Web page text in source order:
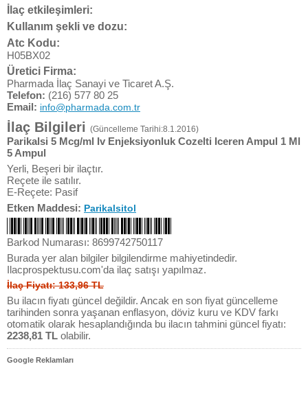
İlaç etkileşimleri:
Kullanım şekli ve dozu:
Atc Kodu:
H05BX02
Üretici Firma:
Pharmada İlaç Sanayi ve Ticaret A.Ş.
Telefon: (216) 577 80 25
Email: info@pharmada.com.tr
İlaç Bilgileri (Güncelleme Tarihi:8.1.2016)
Parikalsi 5 Mcg/ml Iv Enjeksiyonluk Cozelti Iceren Ampul 1 Ml
5 Ampul
Yerli, Beşeri bir ilaçtır.
Reçete ile satılır.
E-Reçete: Pasif
Etken Maddesi: Parikalsitol
Barkod Numarası: 8699742750117
Burada yer alan bilgiler bilgilendirme mahiyetindedir.
Ilacprospektusu.com'da ilaç satışı yapılmaz.
İlaç Fiyatı: 133,96 TL
Bu ilacın fiyatı güncel değildir. Ancak en son fiyat güncelleme
tarihinden sonra yaşanan enflasyon, döviz kuru ve KDV farkı
otomatik olarak hesaplandığında bu ilacın tahmini güncel fiyatı:
2238,81 TL olabilir.
Google Reklamları